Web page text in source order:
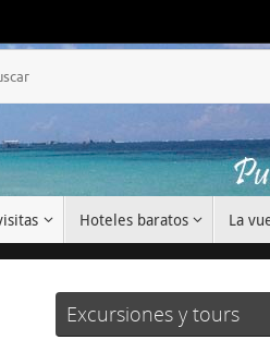
Hoteles baratos La
Excursiones y tours